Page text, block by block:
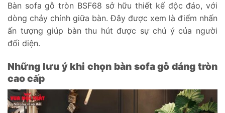
Bàn sofa gỗ tròn BSF68 sở hữu thiết kế độc đáo, với
dòng chảy chính giữa bàn. Đây được xem là điểm nhấn
ấn tượng giúp bàn thu hút được sự chú ý của người
đối diện.
Những lưu ý khi chọn bàn sofa gỗ dáng tròn
cao cấp